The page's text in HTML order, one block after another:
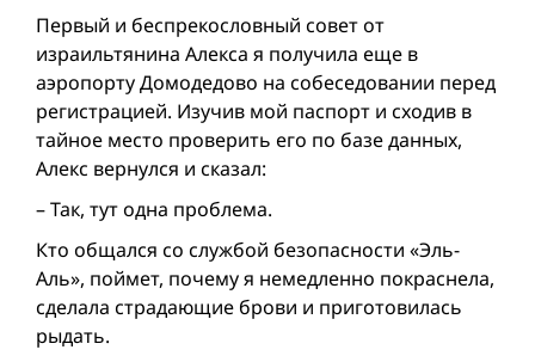
Первый и беспрекословный совет от
израильтянина Алекса я получила еще в
аэропорту Домодедово на собеседовании перед
регистрацией. Изучив мой паспорт и сходив в
тайное место проверить его по базе данных,
Алекс вернулся и сказал:
– Так, тут одна проблема.
Кто общался со службой безопасности «Эль-
Аль», поймет, почему я немедленно покраснела,
сделала страдающие брови и приготовилась
рыдать.